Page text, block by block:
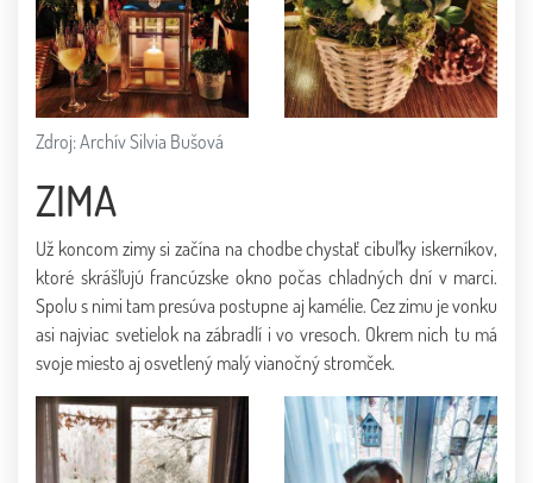
Zdroj: Archív Silvia Bušová
ZIMA
Už koncom zimy si začína na chodbe chystať cibuľky iskerníkov,
ktoré skrášľujú francúzske okno počas chladných dní v marci.
Spolu s nimi tam presúva postupne aj kamélie. Cez zimu je vonku
asi najviac svetielok na zábradlí i vo vresoch. Okrem nich tu má
svoje miesto aj osvetlený malý vianočný stromček.